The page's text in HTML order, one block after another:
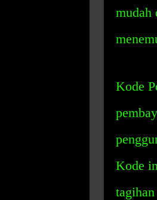
mudah
Kode
Kode